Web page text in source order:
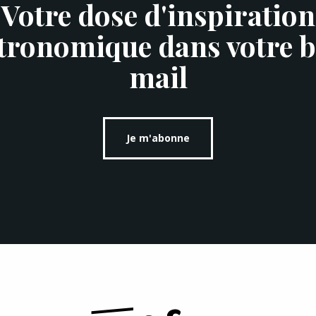
Votre dose d'inspiration
dans votre
mail
Je m'abonne